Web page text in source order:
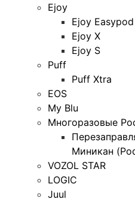
Ejoy
Ejoy Easypod
Ejoy X
Ejoy S
Puff
Puff Xtra
EOS
My Blu
Многоразовые
Миникан
VOZOL STAR
LOGIC
Juul